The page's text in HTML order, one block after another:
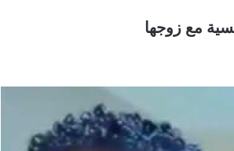
مع زوجها